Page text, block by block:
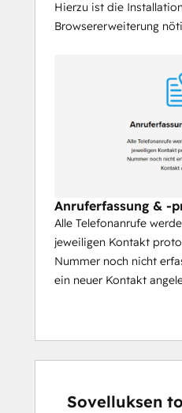
Hierzu ist die
Browsererweiterung
Anruferfassung & -
Alle Telefonanrufe
jeweiligen Kontakt
Nummer noch nicht
ein neuer Kontakt
Sovelluksen